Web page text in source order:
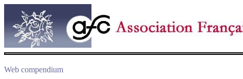
Web compendium